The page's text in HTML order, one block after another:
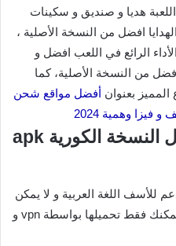
هديا و صنديق و سكينات
افضل من النسخة الأصلية ،
الرائع في اللعب افضل و
من النسخة الأصلية، كما
بعنوان أفضل مواقع شحن
وهمية 2024
عيوب لعبة بابجي موبايل النسخة الكورية apk
للأسف اللغة العربية و لا يمكن
تحميلها من غووغل بلاي و ابستور يمكنك فقط تحميلها بواسطة vpn و